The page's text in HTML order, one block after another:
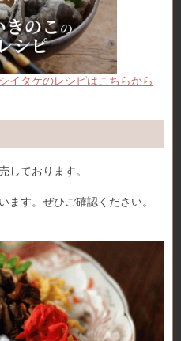
イタケのレシピはこちらから
しております。
ます。ぜひご確認ください。